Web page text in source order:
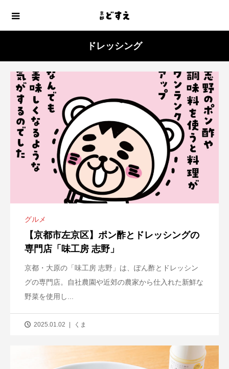
ドレッシング
グルメ
【京都市左京区】ポン酢とドレッシングの
専門店「味工房 志野」
京都・大原の「味工房 志野」は、ぽん酢とドレッシン
グの専門店。自社農園や近郊の農家から仕入れた新鮮な
野菜を使用し...
2025.01.02 くま